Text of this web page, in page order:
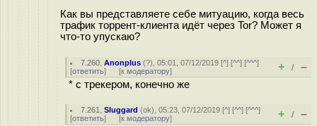
Как вы представляете себе митуацию, когда весь
трафик торрент-клиента идёт через Tor? Может я
что-то упускаю?
7.260 ,Anonplus (?), 05:01, 07/12/2019 [^] [^^] [^^^]
[ответить] [к модератору] + / –
* с трекером, конечно же
7.261 ,Sluggard (ok), 05:23, 07/12/2019 [^] [^^] [^^^]
[ответить] [к модератору] + / –